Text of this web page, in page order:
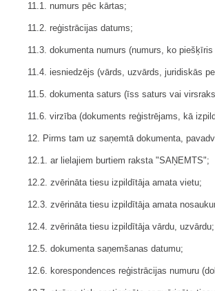
11.1. numurs pēc kārtas;
11.2. reģistrācijas datums;
11.3. dokumenta numurs (numurs, ko
11.4. iesniedzējs (vārds, uzvārds, juridiskās
11.5. dokumenta saturs (īss saturs vai
11.6. virzība (dokuments reģistrējams, kā
12. Pirms tam uz saņemtā dokumenta,
12.1. ar lielajiem burtiem raksta "SAŅEMTS";
12.2. zvērināta tiesu izpildītāja amata vietu;
12.3. zvērināta tiesu izpildītāja amata
12.4. zvērināta tiesu izpildītāja vārdu, uzvārdu;
12.5. dokumenta saņemšanas datumu;
12.6. korespondences reģistrācijas numuru